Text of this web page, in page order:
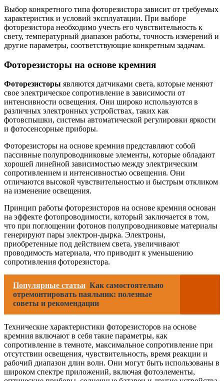
Выбор конкретного типа фоторезистора зависит от требуемых
характеристик и условий эксплуатации. При выборе
фоторезистора необходимо учесть его чувствительность к
свету, температурный диапазон работы, точность измерений и
другие параметры, соответствующие конкретным задачам.
Фоторезисторы на основе кремния
Фоторезисторы являются датчиками света, которые меняют
свое электрическое сопротивление в зависимости от
интенсивности освещения. Они широко используются в
различных электронных устройствах, таких как
фотовспышки, системы автоматической регулировки яркости
и фотосенсорные приборы.
Фоторезисторы на основе кремния представляют собой
пассивные полупроводниковые элементы, которые обладают
хорошей линейной зависимостью между электрическим
сопротивлением и интенсивностью освещения. Они
отличаются высокой чувствительностью и быстрым откликом
на изменение освещения.
Принцип работы фоторезисторов на основе кремния основан
на эффекте фотопроводимости, который заключается в том,
что при поглощении фотонов полупроводниковые материалы
генерируют пары электрон-дырка. Электроны,
приобретенные под действием света, увеличивают
проводимость материала, что приводит к уменьшению
сопротивления фоторезистора.
Популярные статьи Как самостоятельно
отремонтировать паяльник: полезные
советы и рекомендации
Технические характеристики фоторезисторов на основе
кремния включают в себя такие параметры, как
сопротивление в темноте, максимальное сопротивление при
отсутствии освещения, чувствительность, время реакции и
рабочий диапазон длин волн. Они могут быть использованы в
широком спектре приложений, включая фотоэлементы,